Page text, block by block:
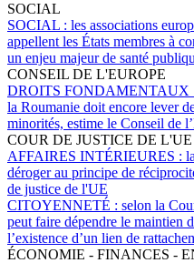
SOCIAL
SOCIAL : les associations
appellent les États membres à
un enjeu majeur de santé
CONSEIL DE L'EUROPE
DROITS FONDAMENTAUX
la Roumanie doit encore lever
minorités, estime le Conseil de
COUR DE JUSTICE DE L'UE
AFFAIRES INTÉRIEURES :
déroger au principe de
de justice de l'UE
CITOYENNETÉ : selon la
peut faire dépendre le maintien
l’existence d’un lien de
ÉCONOMIE - FINANCES -